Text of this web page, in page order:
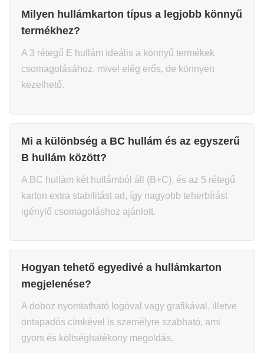
Milyen hullámkarton típus a legjobb könnyű
termékhez?
A 3 rétegű E hullám ideális a könnyű termékek
csomagolásához, mivel elég erős, de könnyen
kezelhető.
Mi a különbség a BC hullám és az egyszerű
B hullám között?
A BC hullám két hullámból áll (B+C), és az 5 rétegű
karton extra stabilitást ad, így nagyobb teherbírást
igénylő csomagoláshoz ajánlott.
Hogyan tehető egyedivé a hullámkarton
megjelenése?
A doboz nyomtatható logóval vagy grafikával, illetve
öntapadós címkével is személyre szabható, ami
gyors és költséghatékony megoldás.